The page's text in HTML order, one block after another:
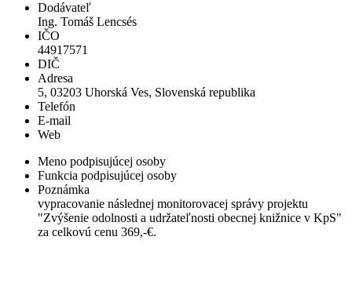
Dodávateľ
Ing. Tomáš Lencsés
IČO
44917571
DIČ
Adresa
5, 03203 Uhorská Ves, Slovenská republika
Telefón
E-mail
Web
Meno podpisujúcej osoby
Funkcia podpisujúcej osoby
Poznámka
vypracovanie následnej monitorovacej správy projektu
"Zvýšenie odolnosti a udržateľnosti obecnej knižnice v KpS"
za celkovú cenu 369,-€.